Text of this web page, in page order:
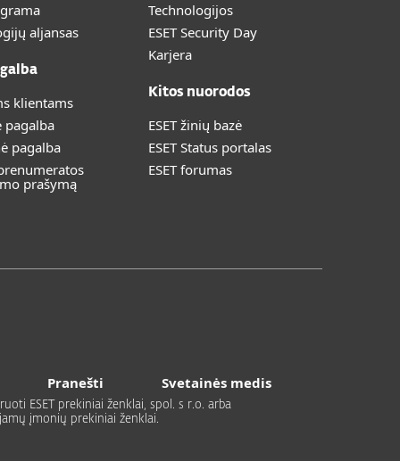
aljansas
klientams
pagalba
pagalba
prašymą
Technologijos
ESET Security Day
Karjera
Kitos nuorodos
ESET žinių bazė
ESET Status portalas
ESET forumas
Pranešti Svetainės medis
ESET prekiniai ženklai, spol. s r.o. arba
įmonių prekiniai ženklai.